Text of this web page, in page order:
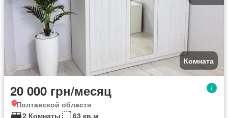
Комната
20 000 грн/месяц
Полтавской области
2 Комнаты
63 кв.м